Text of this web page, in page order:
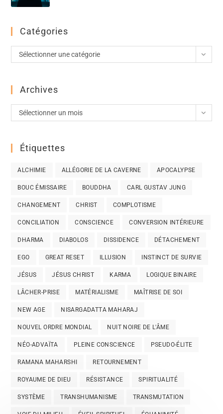
Catégories
Sélectionner une catégorie
Archives
Sélectionner un mois
Étiquettes
ALCHIMIE ALLÉGORIE DE LA CAVERNE APOCALYPSE
BOUC ÉMISSAIRE BOUDDHA CARL GUSTAV JUNG
CHANGEMENT CHRIST COMPLOTISME
CONCILIATION CONSCIENCE CONVERSION INTÉRIEURE
DHARMA DIABOLOS DISSIDENCE DÉTACHEMENT
EGO GREAT RESET ILLUSION INSTINCT DE SURVIE
JÉSUS JÉSUS CHRIST KARMA LOGIQUE BINAIRE
LÂCHER-PRISE MATÉRIALISME MAÎTRISE DE SOI
NEW AGE NISARGADATTA MAHARAJ
NOUVEL ORDRE MONDIAL NUIT NOIRE DE L'ÂME
NÉO-ADVAÏTA PLEINE CONSCIENCE PSEUDO-ÉLITE
RAMANA MAHARSHI RETOURNEMENT
ROYAUME DE DIEU RÉSISTANCE SPIRITUALITÉ
SYSTÈME TRANSHUMANISME TRANSMUTATION